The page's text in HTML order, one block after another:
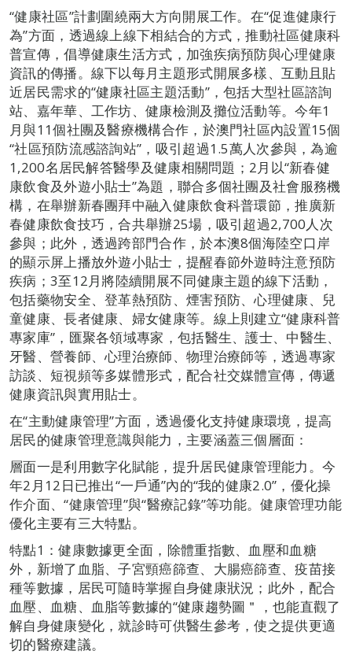
“健康社區”計劃圍繞兩大方向開展工作。在“促進健康行
為”方面，透過線上線下相結合的方式，推動社區健康科
普宣傳，倡導健康生活方式，加強疾病預防與心理健康
資訊的傳播。線下以每月主題形式開展多樣、互動且貼
近居民需求的“健康社區主題活動”，包括大型社區諮詢
站、嘉年華、工作坊、健康檢測及攤位活動等。今年1
月與11個社團及醫療機構合作，於澳門社區內設置15個
“社區預防流感諮詢站”，吸引超過1.5萬人次參與，為逾
1,200名居民解答醫學及健康相關問題；2月以“新春健
康飲食及外遊小貼士”為題，聯合多個社團及社會服務機
構，在舉辦新春團拜中融入健康飲食科普環節，推廣新
春健康飲食技巧，合共舉辦25場，吸引超過2,700人次
參與；此外，透過跨部門合作，於本澳8個海陸空口岸
的顯示屏上播放外遊小貼士，提醒春節外遊時注意預防
疾病；3至12月將陸續開展不同健康主題的線下活動，
包括藥物安全、登革熱預防、煙害預防、心理健康、兒
童健康、長者健康、婦女健康等。線上則建立“健康科普
專家庫”，匯聚各領域專家，包括醫生、護士、中醫生、
牙醫、營養師、心理治療師、物理治療師等，透過專家
訪談、短視頻等多媒體形式，配合社交媒體宣傳，傳遞
健康資訊與實用貼士。
在“主動健康管理”方面，透過優化支持健康環境，提高
居民的健康管理意識與能力，主要涵蓋三個層面：
層面一是利用數字化賦能，提升居民健康管理能力。今
年2月12日已推出“一戶通”內的“我的健康2.0”，優化操
作介面、“健康管理”與“醫療記錄”等功能。健康管理功能
優化主要有三大特點。
特點1：健康數據更全面，除體重指數、血壓和血糖
外，新增了血脂、子宮頸癌篩查、大腸癌篩查、疫苗接
種等數據，居民可隨時掌握自身健康狀況；此外，配合
血壓、血糖、血脂等數據的“健康趨勢圖＂，也能直觀了
解自身健康變化，就診時可供醫生參考，使之提供更適
切的醫療建議。